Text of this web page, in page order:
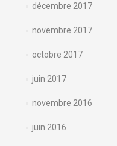
décembre 2017
novembre 2017
octobre 2017
juin 2017
novembre 2016
juin 2016